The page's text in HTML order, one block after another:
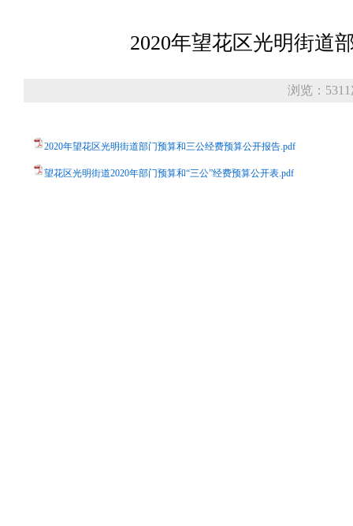
2020年望花区光明街道
浏览：5311
2020年望花区光明街道部门预算和三公经费预算公开报告.pdf
望花区光明街道2020年部门预算和“三公”经费预算公开表.pdf